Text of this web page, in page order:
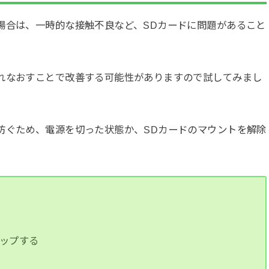
は、一時的な接触不良など、SDカードに問題があること
おすことで改善する可能性がありますので試してみまし
ため、電源を切った状態か、SDカードのマウントを解除
プする